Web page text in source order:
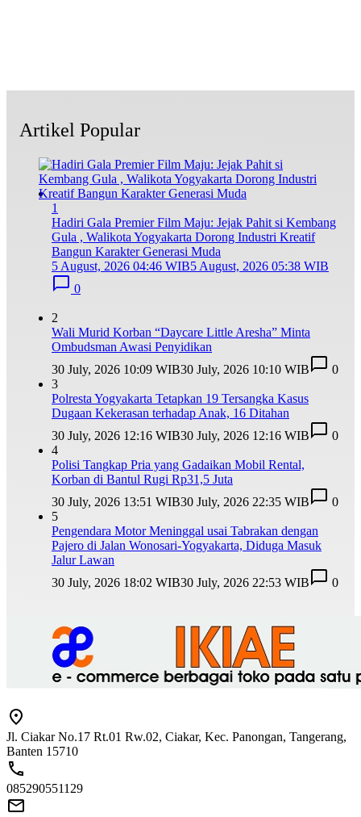
Artikel Popular
1
Hadiri Gala Premier Film Maju: Jejak Pahit si Kembang
Gula , Walikota Yogyakarta Dorong Industri Kreatif
Bangun Karakter Generasi Muda
5 August, 2026 04:46 WIB5 August, 2026 05:38 WIB
0
2
Wali Murid Korban “Daycare Little Aresha” Minta
Ombudsman Awasi Penyidikan
30 July, 2026 10:09 WIB30 July, 2026 10:10 WIB
0
3
Polresta Yogyakarta Tetapkan 19 Tersangka Kasus
Dugaan Kekerasan terhadap Anak, 16 Ditahan
30 July, 2026 12:16 WIB30 July, 2026 12:16 WIB
0
4
Polisi Tangkap Pria yang Gadaikan Mobil Rental,
Korban di Bantul Rugi Rp31,5 Juta
30 July, 2026 13:51 WIB30 July, 2026 22:35 WIB
0
5
Pengendara Motor Meninggal usai Tabrakan dengan
Pajero di Jalan Wonosari-Yogyakarta, Diduga Masuk
Jalur Lawan
30 July, 2026 18:02 WIB30 July, 2026 22:53 WIB 0
Jl. Ciakar No.17 Rt.01 Rw.02, Ciakar, Kec. Panongan, Tangerang,
Banten 15710
085290551129